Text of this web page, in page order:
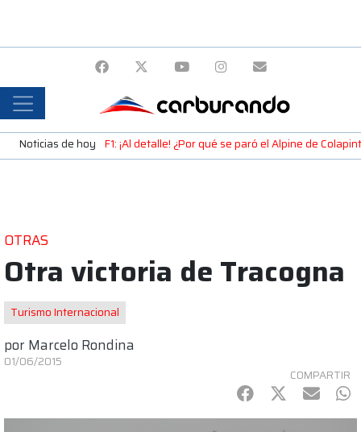
Noticias de hoy F1: ¡Al detalle! ¿Por qué se paró el Alpine de
OTRAS
Otra victoria de Tracogna
Turismo Internacional
por Marcelo Rondina
01/06/2015
COMPARTIR
Facebook
Twitter
mail